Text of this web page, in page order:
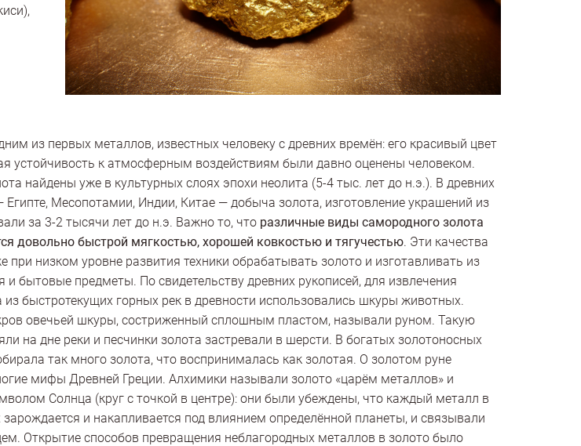
из первых металлов, известных человеку с древних времён: его красивый цвет
устойчивость к атмосферным воздействиям были давно оценены человеком.
найдены уже в культурных слоях эпохи неолита (5-4 тыс. лет до н.э.). В древних
Египте, Месопотамии, Индии, Китае — добыча золота, изготовление украшений из
за 3-2 тысячи лет до н.э. Важно то, что различные виды самородного золота
довольно быстрой мягкостью, хорошей ковкостью и тягучестью. Эти качества
при низком уровне развития техники обрабатывать золото и изготавливать из
и бытовые предметы. По свидетельству древних рукописей, для извлечения
из быстротекущих горных рек в древности использовались шкуры животных.
овечьей шкуры, состриженный сплошным пластом, называли руном. Такую
на дне реки и песчинки золота застревали в шерсти. В богатых золотоносных
так много золота, что воспринималась как золотая. О золотом руне
мифы Древней Греции. Алхимики называли золото «царём металлов» и
Солнца (круг с точкой в центре): они были убеждены, что каждый металл в
и накапливается под влиянием определённой планеты, и связывали
Открытие способов превращения неблагородных металлов в золото было